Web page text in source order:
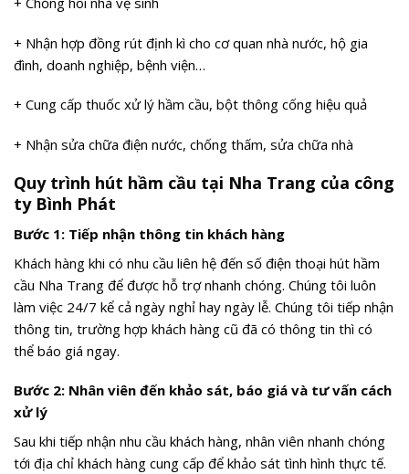
+ Nhận hợp đồng rút định kì cho cơ quan nhà nước, hộ gia
đình, doanh nghiệp, bệnh viện…
+ Cung cấp thuốc xử lý hầm cầu, bột thông cống hiệu quả
+ Nhận sửa chữa điện nước, chống thấm, sửa chữa nhà
Quy trình hút hầm cầu tại Nha Trang của công
ty Bình Phát
Bước 1: Tiếp nhận thông tin khách hàng
Khách hàng khi có nhu cầu liên hệ đến số điện thoại hút hầm
cầu Nha Trang để được hỗ trợ nhanh chóng. Chúng tôi luôn
làm việc 24/7 kể cả ngày nghỉ hay ngày lễ. Chúng tôi tiếp nhận
thông tin, trường hợp khách hàng cũ đã có thông tin thì có
thể báo giá ngay.
Bước 2: Nhân viên đến khảo sát, báo giá và tư vấn cách
xử lý
Sau khi tiếp nhận nhu cầu khách hàng, nhân viên nhanh chóng
tới địa chỉ khách hàng cung cấp để khảo sát tình hình thực tế.